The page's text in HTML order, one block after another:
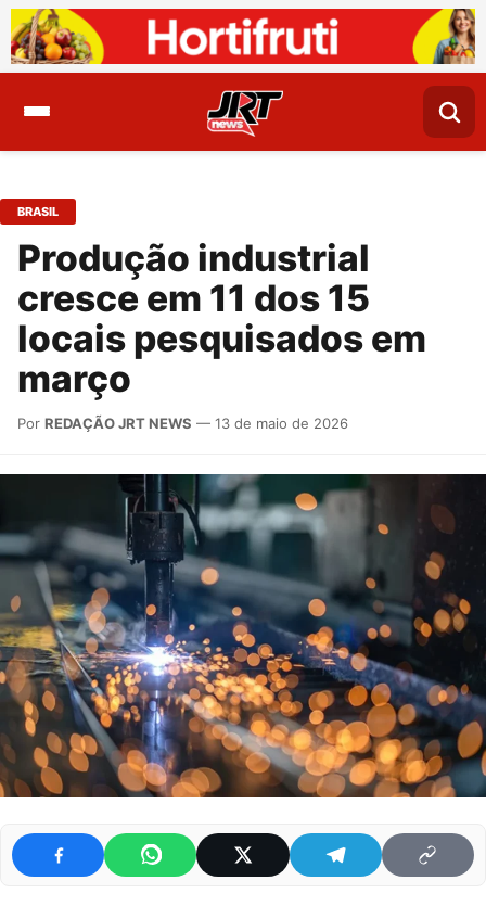
BRASIL
Produção industrial
cresce em 11 dos 15
locais pesquisados em
março
Por REDAÇÃO JRT NEWS — 13 de maio de 2026